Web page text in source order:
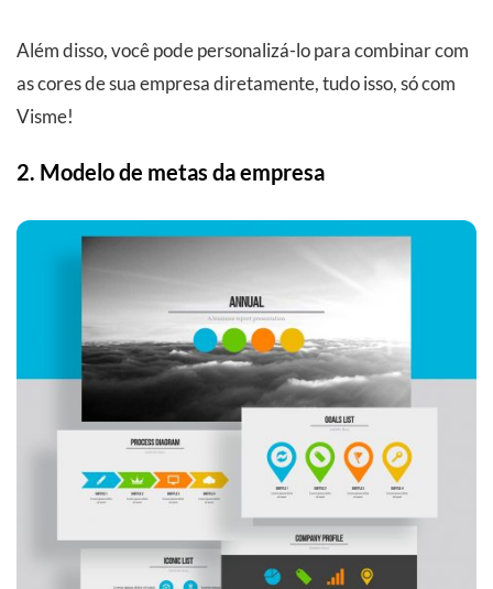
Além disso, você pode personalizá-lo para combinar com
as cores de sua empresa diretamente, tudo isso, só com
Visme!
2. Modelo de metas da empresa